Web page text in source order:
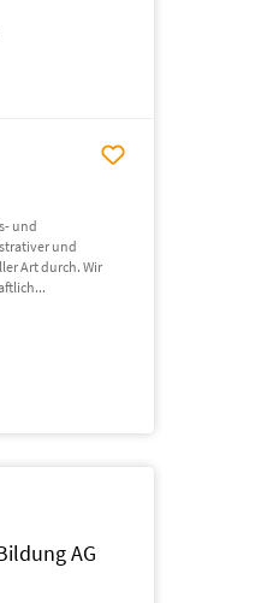
und
und
Art durch. Wir
AG